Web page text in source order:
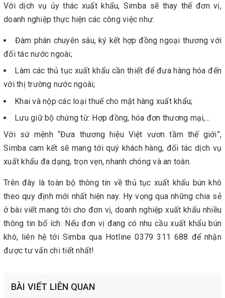
Với dịch vụ ủy thác xuất khẩu, Simba sẽ thay thế đơn vị,
doanh nghiệp thực hiện các công việc như:
Đàm phán chuyên sâu, ký kết hợp đồng ngoại thương với
đối tác nước ngoài;
Làm các thủ tục xuất khẩu cần thiết để đưa hàng hóa đến
với thị trường nước ngoài;
Khai và nộp các loại thuế cho mặt hàng xuất khẩu;
Lưu giữ bộ chứng từ: Hợp đồng, hóa đơn thương mại,...
Với sứ mệnh “Đưa thương hiệu Việt vươn tầm thế giới”,
Simba cam kết sẽ mang tới quý khách hàng, đối tác dịch vụ
xuất khẩu đa dạng, trọn vẹn, nhanh chóng và an toàn.
Trên đây là toàn bộ thông tin về thủ tục xuất khẩu bún khô
theo quy định mới nhất hiện nay. Hy vọng qua những chia sẻ
ở bài viết mang tới cho đơn vị, doanh nghiệp xuất khẩu nhiều
thông tin bổ ích. Nếu đơn vị đang có nhu cầu xuất khẩu bún
khô, liên hệ tới Simba qua Hotline 0379 311 688 để nhận
được tư vấn chi tiết nhất!
BÀI VIẾT LIÊN QUAN